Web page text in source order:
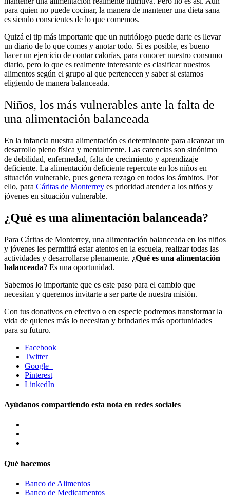
para quien no puede cocinar, la manera de mantener una dieta sana
es siendo conscientes de lo que comemos.
Quizá el tip más importante que un nutriólogo puede darte es llevar
un diario de lo que comes y anotar todo. Si es posible, es bueno
hacer un ejercicio de contar calorías, para conocer nuestro consumo
diario, pero lo que es realmente interesante es clasificar nuestros
alimentos según el grupo al que pertenecen y saber si estamos
eligiendo de manera balanceada.
Niños, los más vulnerables ante la falta de
una alimentación balanceada
En la infancia nuestra alimentación es determinante para alcanzar un
desarrollo pleno física y mentalmente. Las carencias son sinónimo
de debilidad, enfermedad, falta de crecimiento y aprendizaje
deficiente. La alimentación deficiente repercute en los niños en
situación vulnerable, pues genera rezago en todos los ámbitos. Por
ello, para Cáritas de Monterrey es prioridad atender a los niños y
jóvenes en situación vulnerable.
¿Qué es una alimentación balanceada?
Para Cáritas de Monterrey, una alimentación balanceada en los niños
y jóvenes les permitirá estar atentos en la escuela, realizar todas las
actividades y desarrollarse plenamente. ¿Qué es una alimentación
balanceada? Es una oportunidad.
Sabemos lo importante que es este paso para el cambio que
necesitan y queremos invitarte a ser parte de nuestra misión.
Con tus donativos en efectivo o en especie podremos transformar la
vida de quienes más lo necesitan y brindarles más oportunidades
para su futuro.
Facebook
Twitter
Google+
Pinterest
LinkedIn
Ayúdanos compartiendo esta nota en redes sociales
Qué hacemos
Banco de Alimentos
Banco de Medicamentos